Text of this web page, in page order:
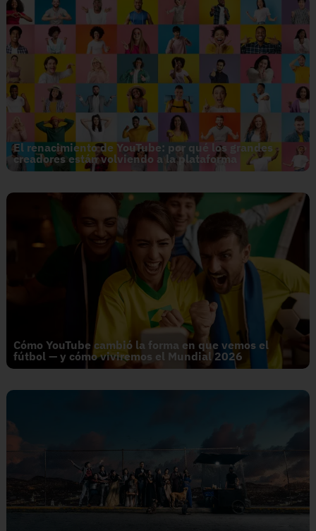
El renacimiento de YouTube: por qué los grandes
creadores están volviendo a la plataforma
Cómo YouTube cambió la forma en que vemos el
fútbol — y cómo viviremos el Mundial 2026